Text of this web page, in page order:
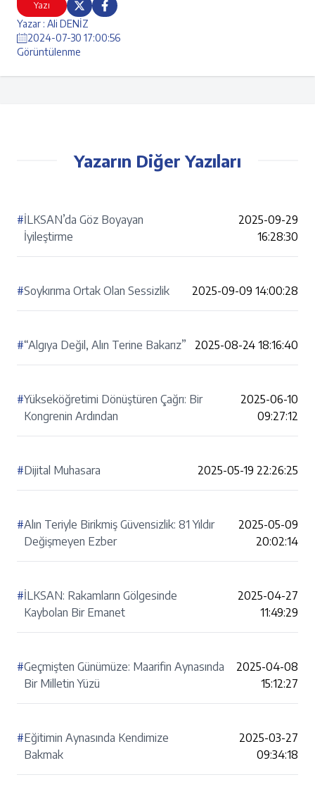
Yazı
Yazar : Ali DENİZ
2024-07-30 17:00:56
Görüntülenme
Yazarın Diğer Yazıları
#İLKSAN’da Göz Boyayan
İyileştirme
2025-09-29
16:28:30
#Soykırıma Ortak Olan Sessizlik 2025-09-09 14:00:28
#“Algıya Değil, Alın Terine Bakarız” 2025-08-24 18:16:40
#Yükseköğretimi Dönüştüren Çağrı: Bir
Kongrenin Ardından
2025-06-10
09:27:12
#Dijital Muhasara 2025-05-19 22:26:25
#Alın Teriyle Birikmiş Güvensizlik: 81 Yıldır
Değişmeyen Ezber
2025-05-09
20:02:14
#İLKSAN: Rakamların Gölgesinde
Kaybolan Bir Emanet
2025-04-27
11:49:29
#Geçmişten Günümüze: Maarifin Aynasında
Bir Milletin Yüzü
2025-04-08
15:12:27
#Eğitimin Aynasında Kendimize
Bakmak
2025-03-27
09:34:18